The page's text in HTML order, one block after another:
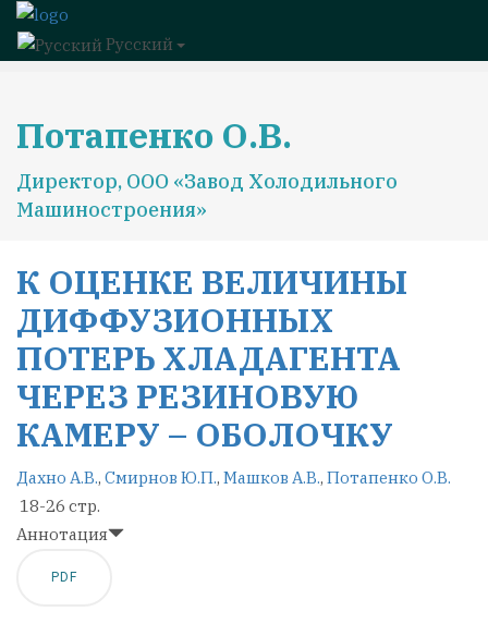
Русский
Потапенко О.В.
Директор, ООО «Завод Холодильного
Машиностроения»
К ОЦЕНКЕ ВЕЛИЧИНЫ
ДИФФУЗИОННЫХ
ПОТЕРЬ ХЛАДАГЕНТА
ЧЕРЕЗ РЕЗИНОВУЮ
КАМЕРУ – ОБОЛОЧКУ
Дахно А.В., Смирнов Ю.П., Машков А.В., Потапенко О.В.
18-26 стр.
Аннотация
PDF